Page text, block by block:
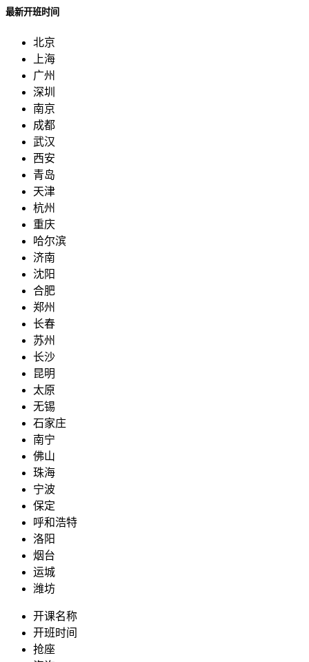
最新开班时间
北京
上海
广州
深圳
南京
成都
武汉
西安
青岛
天津
杭州
重庆
哈尔滨
济南
沈阳
合肥
郑州
长春
苏州
长沙
昆明
太原
无锡
石家庄
南宁
佛山
珠海
宁波
保定
呼和浩特
洛阳
烟台
运城
潍坊
开课名称
开班时间
抢座